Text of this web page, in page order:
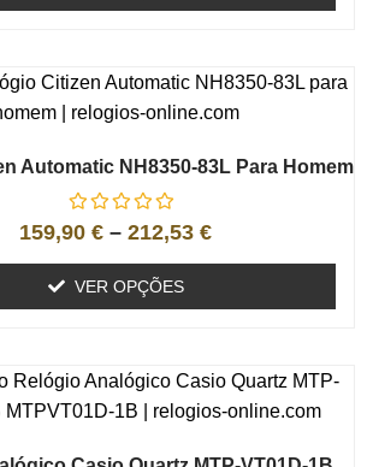
Automatic NH8350-83L Para Homem
159,90 € – 212,53 €
VER OPÇÕES